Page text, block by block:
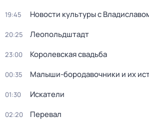
19:45 Новости культуры с
20:25 Леопольдштадт
23:00 Королевская свадьба
00:35 Малыши-бородавочники и их
01:30 Искатели
02:20 Перевал